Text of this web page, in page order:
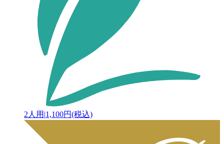
2人用 |1,100円(税込)